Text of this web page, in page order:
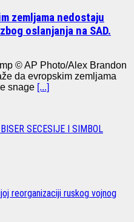
zemljama nedostaju
oslanjanja na SAD.
© AP Photo/Alex Brandon
da evropskim zemljama
snage [...]
SECESIJE I SIMBOL
reorganizaciji ruskog vojnog